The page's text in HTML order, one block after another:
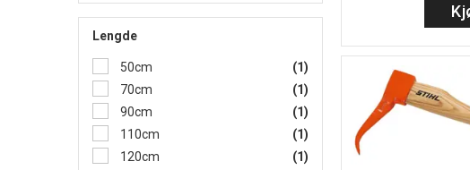
Lengde
50cm
(1)
70cm
(1)
90cm
(1)
110cm
(1)
120cm
(1)